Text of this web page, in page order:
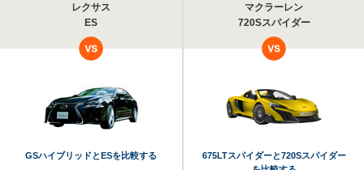
レクサス
ES
マクラーレン
720Sスパイダー
GSハイブリッドとESを比較する
675LTスパイダーと720Sスパイダー